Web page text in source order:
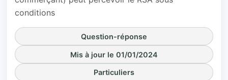
conditions
Question-réponse
Mis à jour le 01/01/2024
Particuliers